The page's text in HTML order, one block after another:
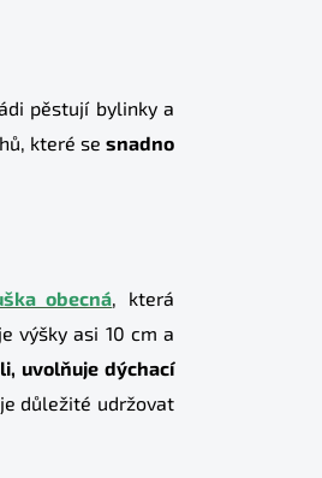
pěstují bylinky a
které se snadno
obecná, která
výšky asi 10 cm a
uvolňuje dýchací
důležité udržovat